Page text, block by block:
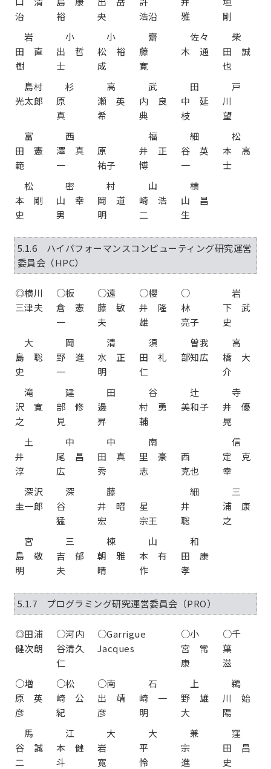
治
裕
央
浩沿
雅
剛
岩
田 直
樹
小
出 哲
士
小
松 裕
成
齋
藤
寛
佐々
木 通
柴
田 誠
也
島村
光太郎
杉
原
真
高
瀬 英
希
武
内 良
典
田
中 延
枝
戸
川
望
富
田 憲
範
西
澤 真
一
原
祐子
福
井 正
博
細
谷 英
一
松
本 高
士
松
本 剛
史
密
山 幸
男
村
岡 道
明
山
崎 浩
二
横
山 昌
生
5.1.6 ハイパフォーマンスコンピューティング研究運営
委員会（HPC）
◎横川
三津夫
○板
倉 憲
一
○遠
藤 敏
夫
○櫻
井 隆
雄
○
林
亮子
岩
下 武
史
大
島 聡
史
岡
野 進
一
清
水 正
明
須
田 礼
仁
曽我
部知広
高
橋 大
介
滝
沢 寛
之
建
部 修
見
田
邊
昇
谷
村 勇
輔
辻
美和子
寺
井 優
晃
土
井
淳
中
尾 昌
広
中
田 真
秀
南
里 豪
志
西
克也
信
定 克
幸
深沢
圭一郎
深
谷
猛
藤
井 昭
宏
星
宗王
細
井
聡
三
浦 康
之
宮
島 敬
明
三
吉 郁
夫
棟
朝 雅
晴
山
本 有
作
和
田 康
孝
5.1.7 プログラミング研究運営委員会（PRO）
◎田浦
健次朗
○河内
谷清久
仁
○Garrigue
Jacques
○小
宮 常
康
○千
葉
滋
○増
原 英
彦
○松
崎 公
紀
○南
出 靖
彦
石
崎 一
明
上
野 雄
大
鵜
川 始
陽
馬
谷 誠
二
江
本 健
斗
大
岩
寛
大
平
怜
兼
宗
進
窪
田 昌
史